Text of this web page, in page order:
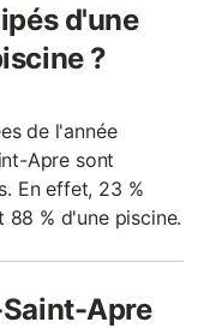
d'une
?
de l'année
Apre sont
En effet, 23 %
88 % d'une piscine.
Apre